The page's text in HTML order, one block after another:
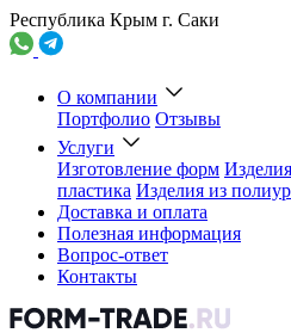
Республика Крым г. Саки
О компании
Портфолио Отзывы
Услуги
Изготовление форм
пластика Изделия из
Доставка и оплата
Полезная информация
Вопрос-ответ
Контакты